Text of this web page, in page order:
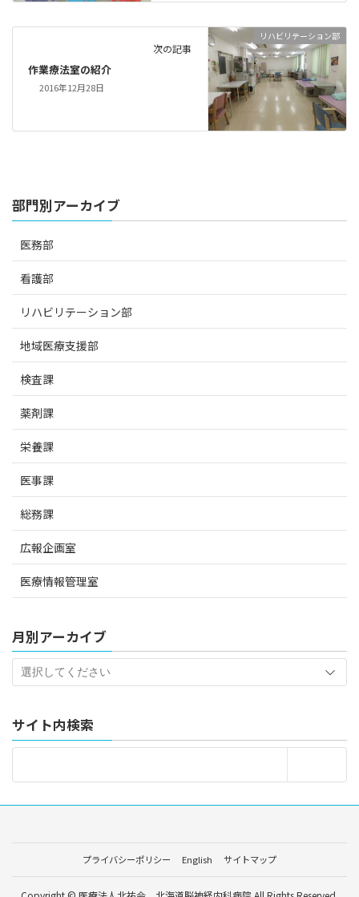
リハビリテーション部
次の記事
作業療法室の紹介
2016年12月28日
部門別アーカイブ
医務部
看護部
リハビリテーション部
地域医療支援部
検査課
薬剤課
栄養課
医事課
総務課
広報企画室
医療情報管理室
月別アーカイブ
サイト内検索
プライバシーポリシー English サイトマップ